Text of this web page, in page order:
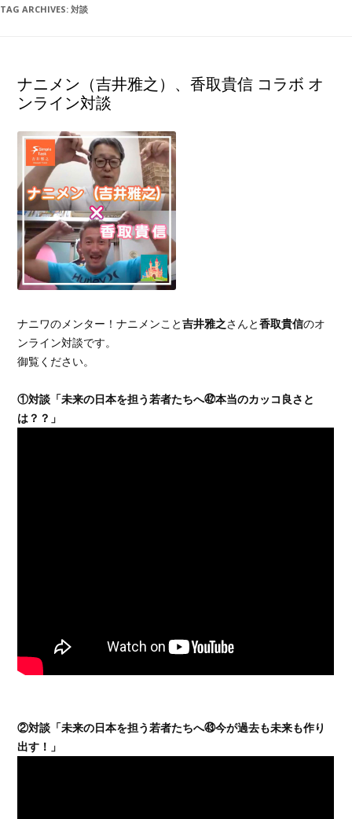
TAG ARCHIVES: 対談
ナニメン（吉井雅之）、香取貴信 コラボ オ
ンライン対談
ナニワのメンター！ナニメンこと吉井雅之さんと香取貴信のオ
ンライン対談です。
御覧ください。
①対談「未来の日本を担う若者たちへ㊷本当のカッコ良さと
は？？」
②対談「未来の日本を担う若者たちへ㊸今が過去も未来も作り
出す！」